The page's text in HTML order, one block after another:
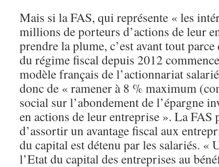
Mais si la FAS, qui représente « les
millions de porteurs d’actions de leur
prendre la plume, c’est avant tout
du régime fiscal depuis 2012
modèle français de l’actionnariat
donc de « ramener à 8 % maximum
social sur l’abondement de l’épargne
en actions de leur entreprise ». La FAS
d’assortir un avantage fiscal aux
du capital est détenu par les salariés. «
l’Etat du capital des entreprises au